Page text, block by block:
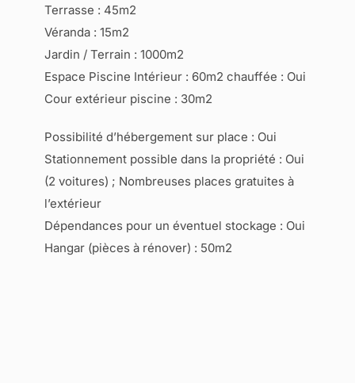
Terrasse : 45m2
Véranda : 15m2
Jardin / Terrain : 1000m2
Espace Piscine Intérieur : 60m2 chauffée : Oui
Cour extérieur piscine : 30m2
Possibilité d’hébergement sur place : Oui
Stationnement possible dans la propriété : Oui
(2 voitures) ; Nombreuses places gratuites à
l’extérieur
Dépendances pour un éventuel stockage : Oui
Hangar (pièces à rénover) : 50m2